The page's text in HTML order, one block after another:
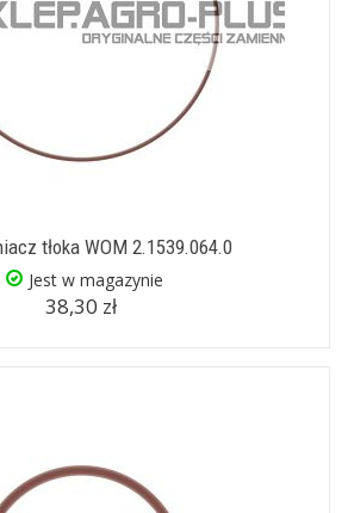
tłoka WOM 2.1539.064.0
Jest w magazynie
38,30 zł